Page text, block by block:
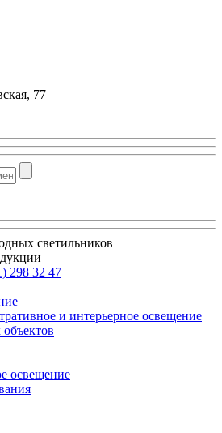
77
светильников
298 32 47
и интерьерное освещение
освещение